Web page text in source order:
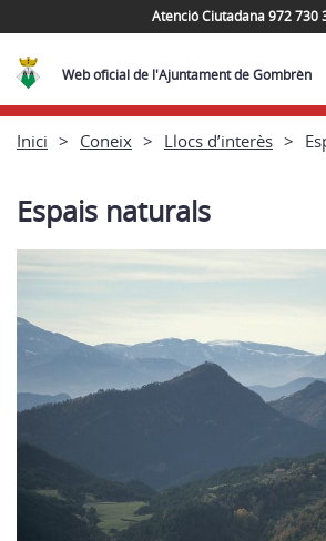
Atenció Ciutadana 972 730
Web oficial de l'Ajuntament de Gombrèn
Inici Coneix Llocs d’interès
Espais naturals